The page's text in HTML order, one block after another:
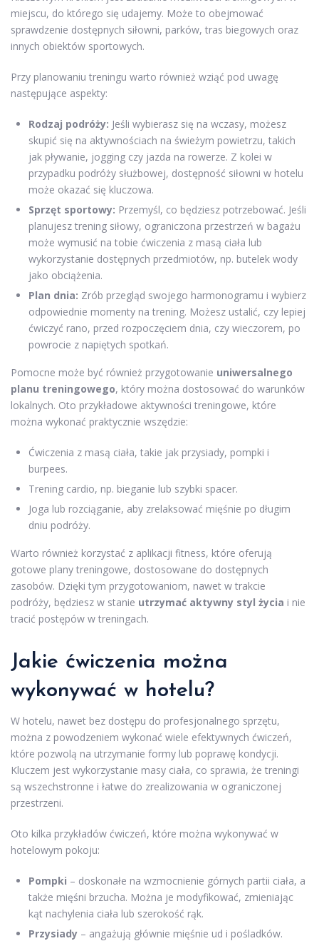
miejscu, do którego się udajemy. Może to obejmować
sprawdzenie dostępnych siłowni, parków, tras biegowych oraz
innych obiektów sportowych.
Przy planowaniu treningu warto również wziąć pod uwagę
następujące aspekty:
Rodzaj podróży: Jeśli wybierasz się na wczasy, możesz
skupić się na aktywnościach na świeżym powietrzu, takich
jak pływanie, jogging czy jazda na rowerze. Z kolei w
przypadku podróży służbowej, dostępność siłowni w hotelu
może okazać się kluczowa.
Sprzęt sportowy: Przemyśl, co będziesz potrzebować. Jeśli
planujesz trening siłowy, ograniczona przestrzeń w bagażu
może wymusić na tobie ćwiczenia z masą ciała lub
wykorzystanie dostępnych przedmiotów, np. butelek wody
jako obciążenia.
Plan dnia: Zrób przegląd swojego harmonogramu i wybierz
odpowiednie momenty na trening. Możesz ustalić, czy lepiej
ćwiczyć rano, przed rozpoczęciem dnia, czy wieczorem, po
powrocie z napiętych spotkań.
Pomocne może być również przygotowanie uniwersalnego
planu treningowego, który można dostosować do warunków
lokalnych. Oto przykładowe aktywności treningowe, które
można wykonać praktycznie wszędzie:
Ćwiczenia z masą ciała, takie jak przysiady, pompki i
burpees.
Trening cardio, np. bieganie lub szybki spacer.
Joga lub rozciąganie, aby zrelaksować mięśnie po długim
dniu podróży.
Warto również korzystać z aplikacji fitness, które oferują
gotowe plany treningowe, dostosowane do dostępnych
zasobów. Dzięki tym przygotowaniom, nawet w trakcie
podróży, będziesz w stanie utrzymać aktywny styl życia i nie
tracić postępów w treningach.
Jakie ćwiczenia można
wykonywać w hotelu?
W hotelu, nawet bez dostępu do profesjonalnego sprzętu,
można z powodzeniem wykonać wiele efektywnych ćwiczeń,
które pozwolą na utrzymanie formy lub poprawę kondycji.
Kluczem jest wykorzystanie masy ciała, co sprawia, że treningi
są wszechstronne i łatwe do zrealizowania w ograniczonej
przestrzeni.
Oto kilka przykładów ćwiczeń, które można wykonywać w
hotelowym pokoju:
Pompki – doskonałe na wzmocnienie górnych partii ciała, a
także mięśni brzucha. Można je modyfikować, zmieniając
kąt nachylenia ciała lub szerokość rąk.
Przysiady – angażują głównie mięśnie ud i pośladków.